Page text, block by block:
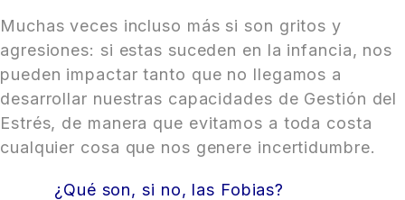
Muchas veces incluso más si son gritos y
agresiones: si estas suceden en la infancia, nos
pueden impactar tanto que no llegamos a
desarrollar nuestras capacidades de Gestión del
Estrés, de manera que evitamos a toda costa
cualquier cosa que nos genere incertidumbre.
¿Qué son, si no, las Fobias?